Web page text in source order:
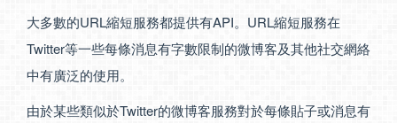
大多數的URL縮短服務都提供有API。URL縮短服務在
Twitter等一些每條消息有字數限制的微博客及其他社交網絡
中有廣泛的使用。
由於某些類似於Twitter的微博客服務對於每條貼子或消息有